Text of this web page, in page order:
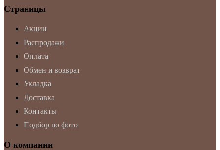
Страницы
Акции
Распродажи
Оплата
Обмен и возврат
Укладка
Доставка
Контакты
Подбор по фото
О компании